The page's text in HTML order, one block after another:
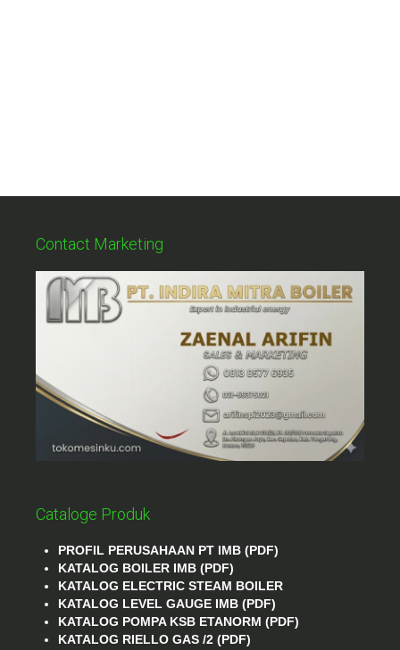
Contact Marketing
Cataloge Produk
PROFIL PERUSAHAAN PT IMB (PDF)
KATALOG BOILER IMB (PDF)
KATALOG ELECTRIC STEAM BOILER
KATALOG LEVEL GAUGE IMB (PDF)
KATALOG POMPA KSB ETANORM (PDF)
KATALOG RIELLO GAS /2 (PDF)